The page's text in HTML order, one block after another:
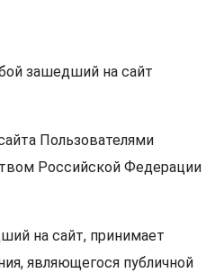
зашедший на сайт
Пользователями
Российской Федерации
на сайт, принимает
являющегося публичной